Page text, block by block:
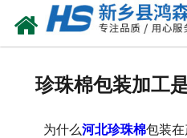
珍珠棉包装加工
为什么河北珍珠棉包装在